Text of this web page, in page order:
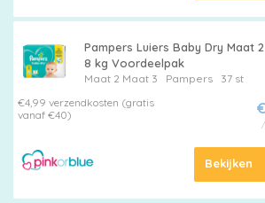
Pampers Luiers Baby Dry Maat
8 kg Voordeelpak
Maat 2 Maat 3 Pampers
37 st
€4,99 verzendkosten (gratis
vanaf €40)
Bekijken